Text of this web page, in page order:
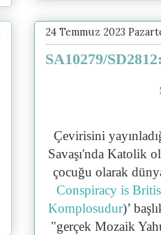
24 Temmuz 2023
SA10279/
Çevirisini
Savaşı'nda Katolik
çocuğu olarak
Conspiracy is
Komplosudur)’
"gerçek Mozaik